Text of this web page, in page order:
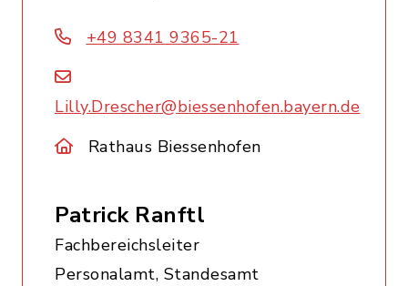
+49 8341 9365-21
Lilly.Drescher@biessenhofen.bayern.de
Rathaus Biessenhofen
Patrick Ranftl
Fachbereichsleiter
Personalamt, Standesamt